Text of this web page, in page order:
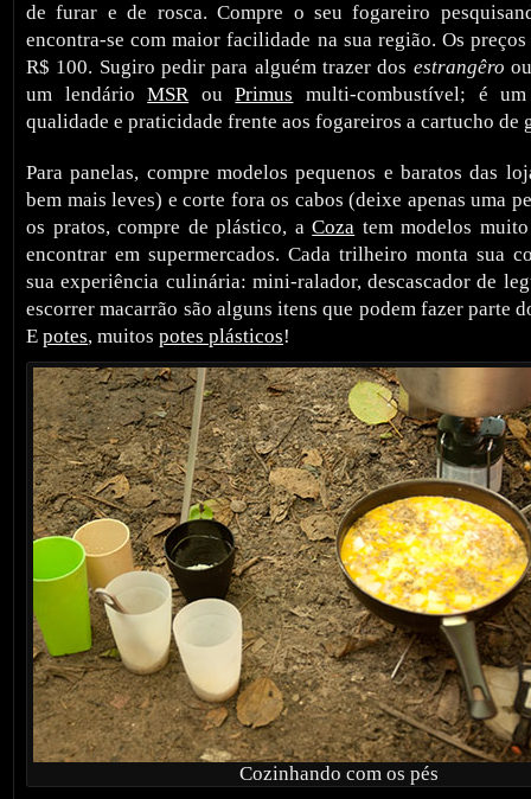
de furar e de rosca. Compre o seu fogareiro
encontra-se com maior facilidade na sua região. Os
R$ 100. Sugiro pedir para alguém trazer dos estrangêro
um lendárioMSRouPrimus multi-combustível; é
qualidade e praticidade frente aos fogareiros a cartucho de
Para panelas, compre modelos pequenos e baratos das
bem mais leves) e corte fora os cabos (deixe apenas uma
os pratos, compre de plástico, aCoza tem modelos
encontrar em supermercados. Cada trilheiro monta sua
sua experiência culinária: mini-ralador, descascador de
escorrer macarrão são alguns itens que podem fazer parte
E potes, muitos potes plásticos!
Cozinhando com os pés